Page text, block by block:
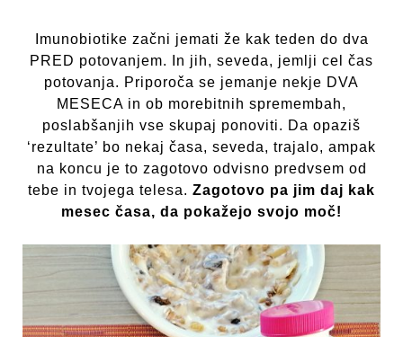
Imunobiotike začni jemati že kak teden do dva
PRED potovanjem. In jih, seveda, jemlji cel čas
potovanja. Priporoča se jemanje nekje DVA
MESECA in ob morebitnih spremembah,
poslabšanjih vse skupaj ponoviti. Da opaziš
‘rezultate’ bo nekaj časa, seveda, trajalo, ampak
na koncu je to zagotovo odvisno predvsem od
tebe in tvojega telesa. Zagotovo pa jim daj kak
mesec časa, da pokažejo svojo moč!